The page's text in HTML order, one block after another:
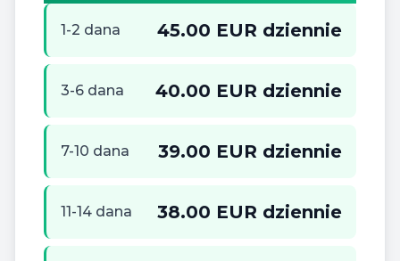
1-2 dana 45.00 EUR dziennie
3-6 dana 40.00 EUR dziennie
7-10 dana 39.00 EUR dziennie
11-14 dana 38.00 EUR dziennie